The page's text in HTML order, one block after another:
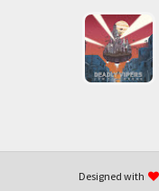
Designed with